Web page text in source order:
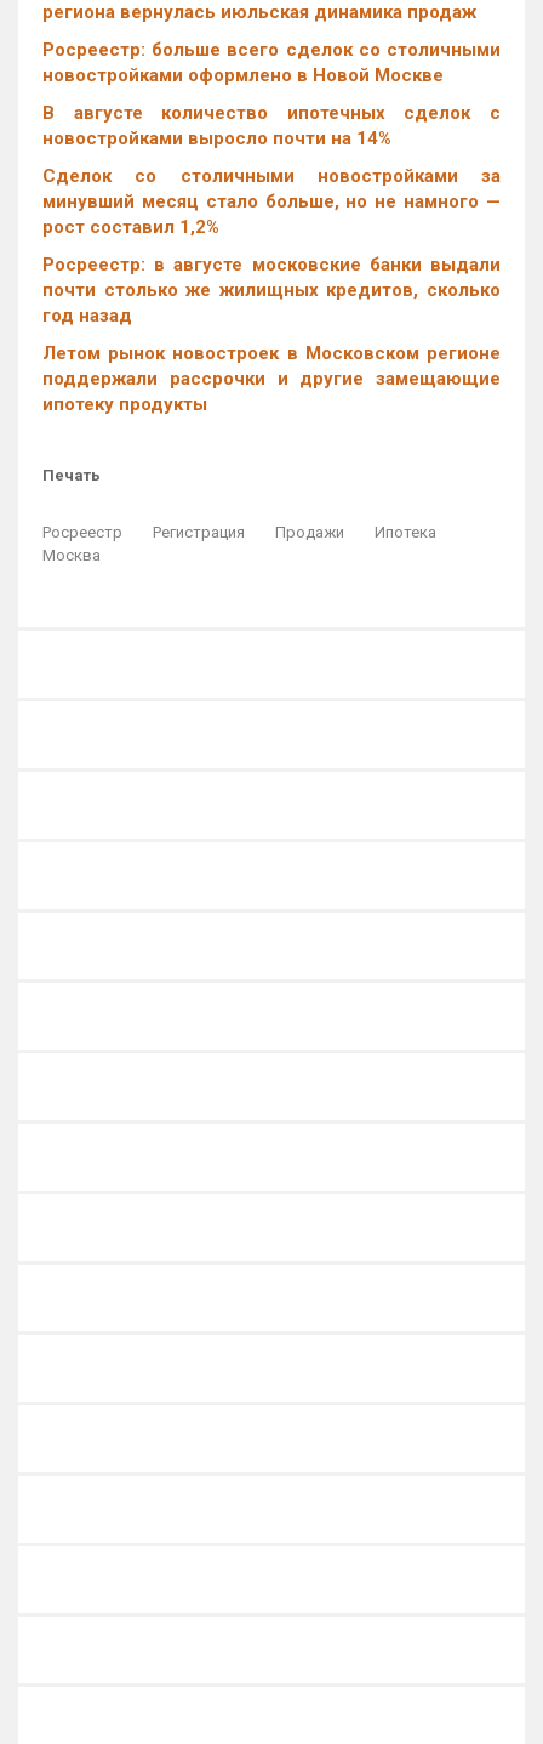
региона вернулась июльская динамика продаж
Росреестр: больше всего сделок со столичными
новостройками оформлено в Новой Москве
В августе количество ипотечных сделок с
новостройками выросло почти на 14%
Cделок со столичными новостройками за
минувший месяц стало больше, но не намного —
рост составил 1,2%
Росреестр: в августе московские банки выдали
почти столько же жилищных кредитов, сколько
год назад
Летом рынок новостроек в Московском регионе
поддержали рассрочки и другие замещающие
ипотеку продукты
Печать
Росреестр Регистрация Продажи
Ипотека
Москва